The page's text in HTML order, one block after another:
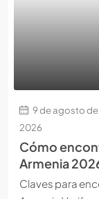
9 de agosto de
2026
Cómo
Armenia
Claves para